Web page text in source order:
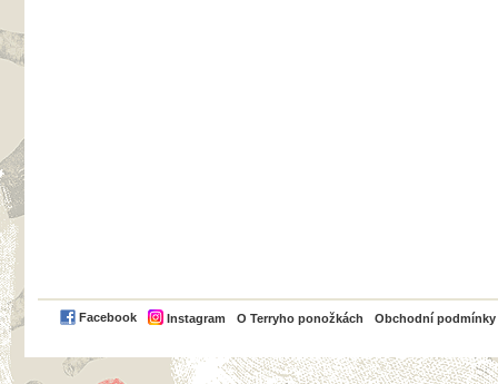
Facebook Instagram O Terryho ponožkách Obchodní podmínky
PayPal